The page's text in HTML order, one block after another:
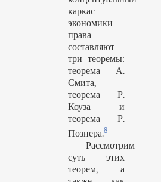
каркас
экономики
права
составляют
три теоремы:
теорема А.
Смита,
теорема Р.
Коуза и
теорема Р.
Познера.8
Рассмотрим
суть этих
теорем, а